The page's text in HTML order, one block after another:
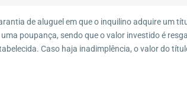
de aluguel em que o inquilino adquire um
poupança, sendo que o valor investido é
Caso haja inadimplência, o valor do